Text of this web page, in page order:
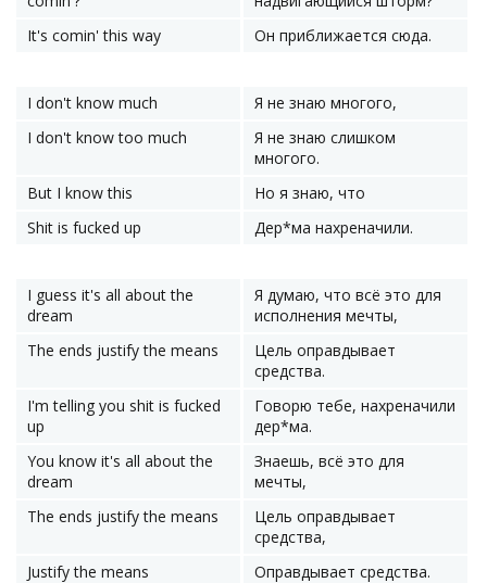
It's comin' this way
Он приближается сюда.
I don't know much
Я не знаю многого,
I don't know too much
Я не знаю слишком
многого.
But I know this
Но я знаю, что
Shit is fucked up
Дер*ма нахреначили.
I guess it's all about the
dream
Я думаю, что всё это для
исполнения мечты,
The ends justify the means
Цель оправдывает
средства.
I'm telling you shit is fucked
up
Говорю тебе, нахреначили
дер*ма.
You know it's all about the
dream
Знаешь, всё это для
мечты,
The ends justify the means
Цель оправдывает
средства,
Justify the means
Оправдывает средства.